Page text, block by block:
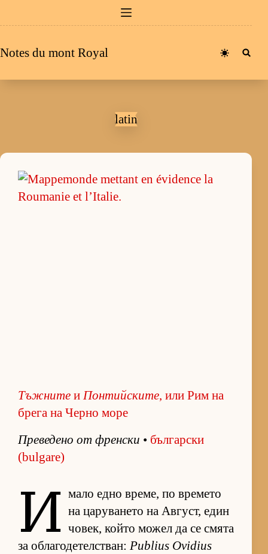
au
Notes du mont Royal
latin
Тъжните и Понтийските, или Рим на
брега на Черно море
Пре­ве­дено от френ­ски • бъл­гар­ски
(bulgare)
И мало едно вре­ме, по вре­мето
на ца­ру­ва­нето на Ав­густ, един
чо­век, който мо­жел да се смята
за об­ла­го­де­тел­с­т­ван: Publius Ovidius